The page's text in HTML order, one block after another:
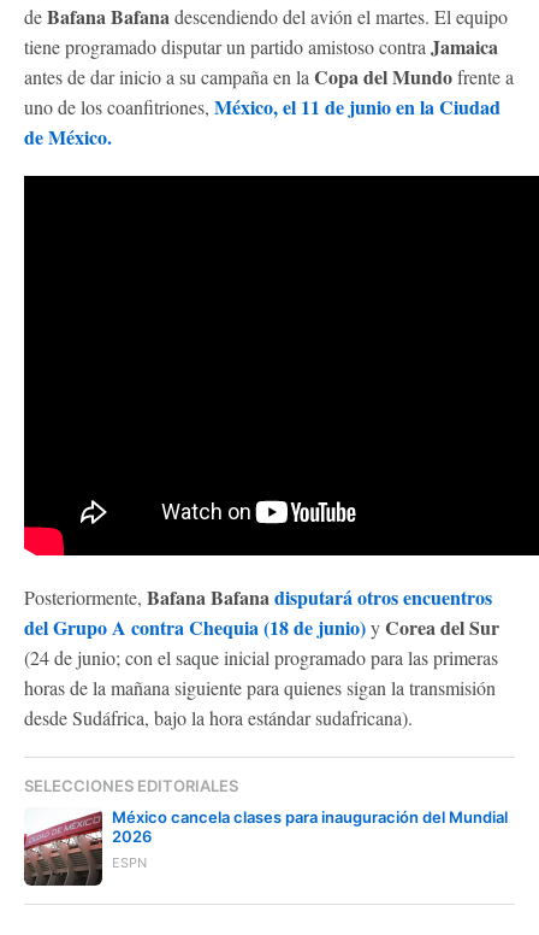
deBafana Bafanadescendiendo del avión el martes. El equipo
tiene programado disputar un partido amistoso contra Jamaica
antes de dar inicio a su campaña en la Copa del Mundofrente a
uno de los coanfitriones, México, el 11 de junio en la Ciudad
de México.
Posteriormente, Bafana Bafanadisputará otros encuentros
del Grupo A contra Chequia (18 de junio)yCorea del Sur
(24 de junio; con el saque inicial programado para las primeras
horas de la mañana siguiente para quienes sigan la transmisión
desde Sudáfrica, bajo la hora estándar sudafricana).
SELECCIONES EDITORIALES
México cancela clases para inauguración del Mundial
2026
ESPN